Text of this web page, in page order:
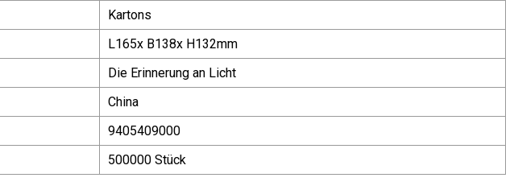
Kartons
L165x B138x H132mm
Die Erinnerung an Licht
China
9405409000
500000 Stück